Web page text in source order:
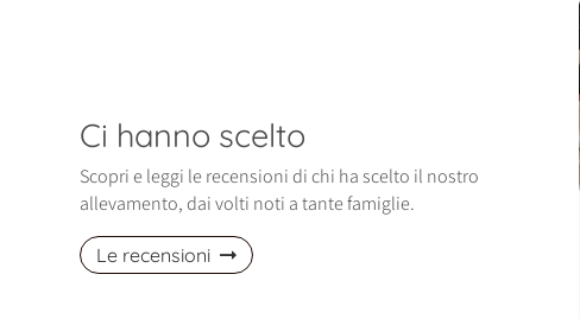
Ci hanno scelto
Scopri e leggi le recensioni di chi ha scelto il nostro
allevamento, dai volti noti a tante famiglie.
Le recensioni
di gennaio è entrata nella nostra
una cucciola di Spitz Pomerania